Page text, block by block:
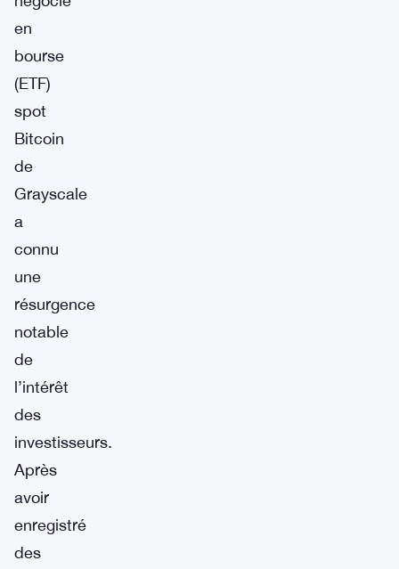
en
bourse
(ETF)
spot
Bitcoin
de
Grayscale
a
connu
une
résurgence
notable
de
l’intérêt
des
investisseurs.
Après
avoir
enregistré
des